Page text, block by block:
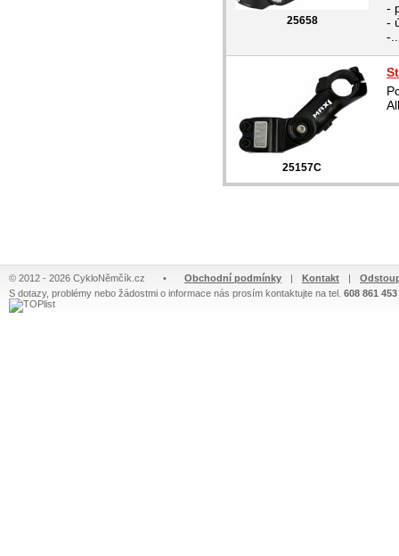
25658
-
-
-
25157C
© 2012 - 2026 CykloNěmčík.cz • Obchodní podmínky | Kontakt |
S dotazy, problémy nebo žádostmi o informace nás prosím kontaktujte na tel. 608 861 453